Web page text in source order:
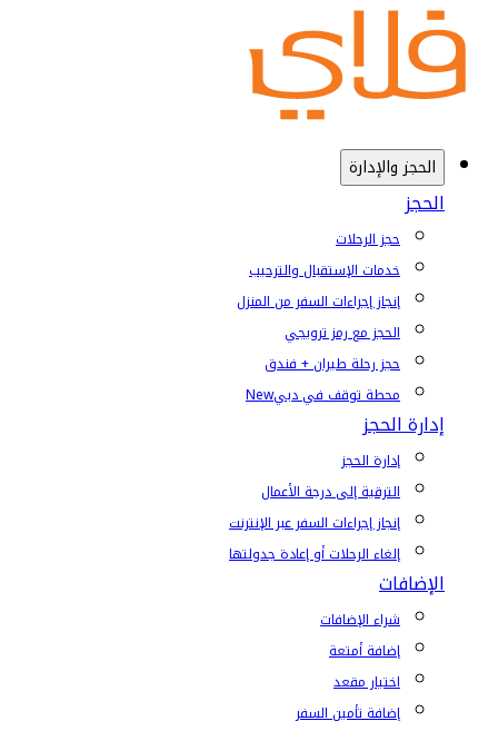
الحجز والإدارة
الحجز
حجز الرحلات
خدمات الإستقبال والترحيب
إنجاز إجراءات السفر من المنزل
الحجز مع رمز ترويجي
حجز رحلة طيران + فندق
محطة توقف في دبيNew
إدارة الحجز
إدارة الحجز
الترقية إلى درجة الأعمال
إنجاز إجراءات السفر عبر الإنترنت
إلغاء الرحلات أو إعادة جدولتها
الإضافات
شراء الإضافات
إضافة أمتعة
اختيار مقعد
إضافة تأمين السفر